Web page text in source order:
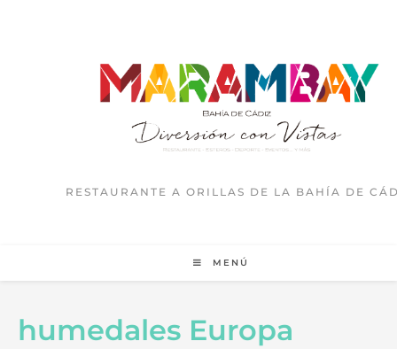
RESTAURANTE A ORILLAS DE LA BAHÍA DE
MENÚ
humedales Europa